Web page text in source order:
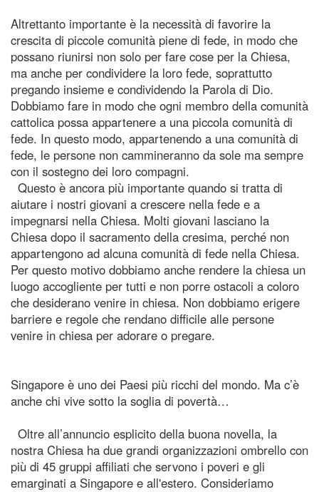
Altrettanto importante è la necessità di favorire la
crescita di piccole comunità piene di fede, in modo che
possano riunirsi non solo per fare cose per la Chiesa,
ma anche per condividere la loro fede, soprattutto
pregando insieme e condividendo la Parola di Dio.
Dobbiamo fare in modo che ogni membro della comunità
cattolica possa appartenere a una piccola comunità di
fede. In questo modo, appartenendo a una comunità di
fede, le persone non cammineranno da sole ma sempre
con il sostegno dei loro compagni.
Questo è ancora più importante quando si tratta di
aiutare i nostri giovani a crescere nella fede e a
impegnarsi nella Chiesa. Molti giovani lasciano la
Chiesa dopo il sacramento della cresima, perché non
appartengono ad alcuna comunità di fede nella Chiesa.
Per questo motivo dobbiamo anche rendere la chiesa un
luogo accogliente per tutti e non porre ostacoli a coloro
che desiderano venire in chiesa. Non dobbiamo erigere
barriere e regole che rendano difficile alle persone
venire in chiesa per adorare o pregare.
Singapore è uno dei Paesi più ricchi del mondo. Ma c’è
anche chi vive sotto la soglia di povertà…
Oltre all’annuncio esplicito della buona novella, la
nostra Chiesa ha due grandi organizzazioni ombrello con
più di 45 gruppi affiliati che servono i poveri e gli
emarginati a Singapore e all'estero. Consideriamo